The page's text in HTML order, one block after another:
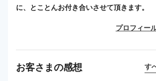
に、とことんお付き合いさせて頂きます。
プロフィー
お客さまの感想 す